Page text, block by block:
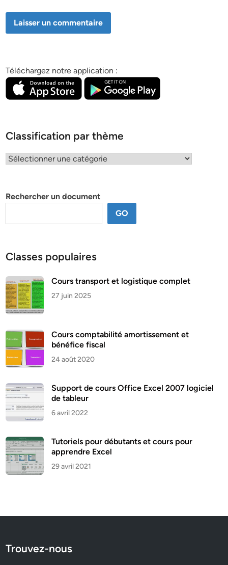
Téléchargez notre application :
Classification par thème
Classification
Rechercher un document
GO
Classes populaires
Cours transport et logistique complet
27 juin 2025
Cours comptabilité amortissement et
bénéfice fiscal
24 août 2020
Support de cours Office Excel 2007 logiciel
de tableur
6 avril 2022
Tutoriels pour débutants et cours pour
apprendre Excel
29 avril 2021
Trouvez-nous